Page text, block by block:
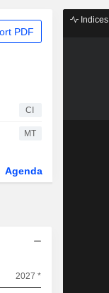
PDF
CI
MT
Agenda
2027 *
Indices